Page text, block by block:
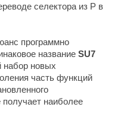
селектора из P в
программно
название SU7
набор новых
часть функций
получает наиболее